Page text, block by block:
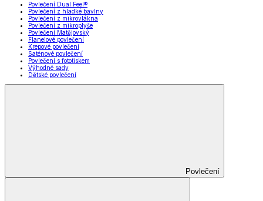
Povlečení Dual Feel®
Povlečení z hladké bavlny
Povlečení z mikrovlákna
Povlečení z mikroplyše
Povlečení Matějovský
Flanelové povlečení
Krepové povlečení
Saténové povlečení
Povlečení s fototiskem
Výhodné sady
Dětské povlečení
Povlečení